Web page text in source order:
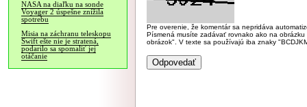
NASA na diaľku na sonde
Voyager 2 úspešne znížila
spotrebu
Misia na záchranu teleskopu
Swift ešte nie je stratená,
podarilo sa spomaliť jej
otáčanie
Pre overenie, že komentár sa nepridáva
Písmená musíte zadávať rovnako ako na
obrázok". V texte sa používajú iba znaky